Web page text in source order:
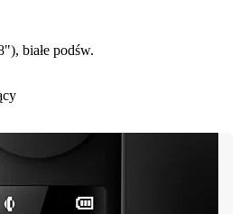
białe podśw.